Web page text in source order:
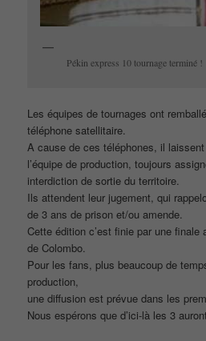
Pékin express 10 tournage terminé !
Les équipes de tournages ont
téléphone satellitaire.
A cause de ces téléphones, il
l’équipe de production, toujours
interdiction de sortie du territoire.
Ils attendent leur jugement, qui
de 3 ans de prison et/ou amende.
Cette édition c’est finie par une
de Colombo.
Pour les fans, plus beaucoup de
production,
une diffusion est prévue dans les
Nous espérons que d’ici-là les 3